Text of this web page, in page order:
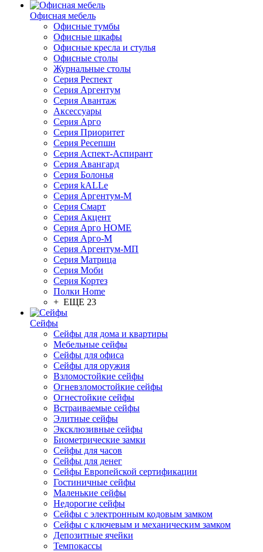
Офисная мебель
Офисные тумбы
Офисные шкафы
Офисные кресла и стулья
Офисные столы
Журнальные столы
Серия Респект
Серия Аргентум
Серия Авантаж
Аксессуары
Серия Арго
Серия Приоритет
Серия Ресепшн
Серия Аспект-Аспирант
Серия Авангард
Серия Болонья
Серия kALLe
Серия Аргентум-М
Серия Смарт
Серия Акцент
Серия Арго HOME
Серия Арго-М
Серия Аргентум-МП
Серия Матрица
Серия Моби
Серия Кортез
Полки Home
+ ЕЩЕ 23
Сейфы
Сейфы для дома и квартиры
Мебельные сейфы
Сейфы для офиса
Сейфы для оружия
Взломостойкие сейфы
Огневзломостойкие сейфы
Огнестойкие сейфы
Встраиваемые сейфы
Элитные сейфы
Эксклюзивные сейфы
Биометрические замки
Сейфы для часов
Сейфы для денег
Сейфы Европейской сертификации
Гостиничные сейфы
Маленькие сейфы
Недорогие сейфы
Сейфы с электронным кодовым замком
Сейфы с ключевым и механическим замком
Депозитные ячейки
Темпокассы